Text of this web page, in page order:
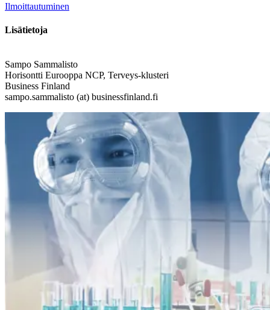
Ilmoittautuminen
Lisätietoja
Sampo Sammalisto
Horisontti Eurooppa NCP, Terveys-klusteri
Business Finland
sampo.sammalisto (at) businessfinland.fi